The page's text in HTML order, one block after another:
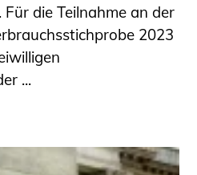
die Teilnahme an der
2023
...